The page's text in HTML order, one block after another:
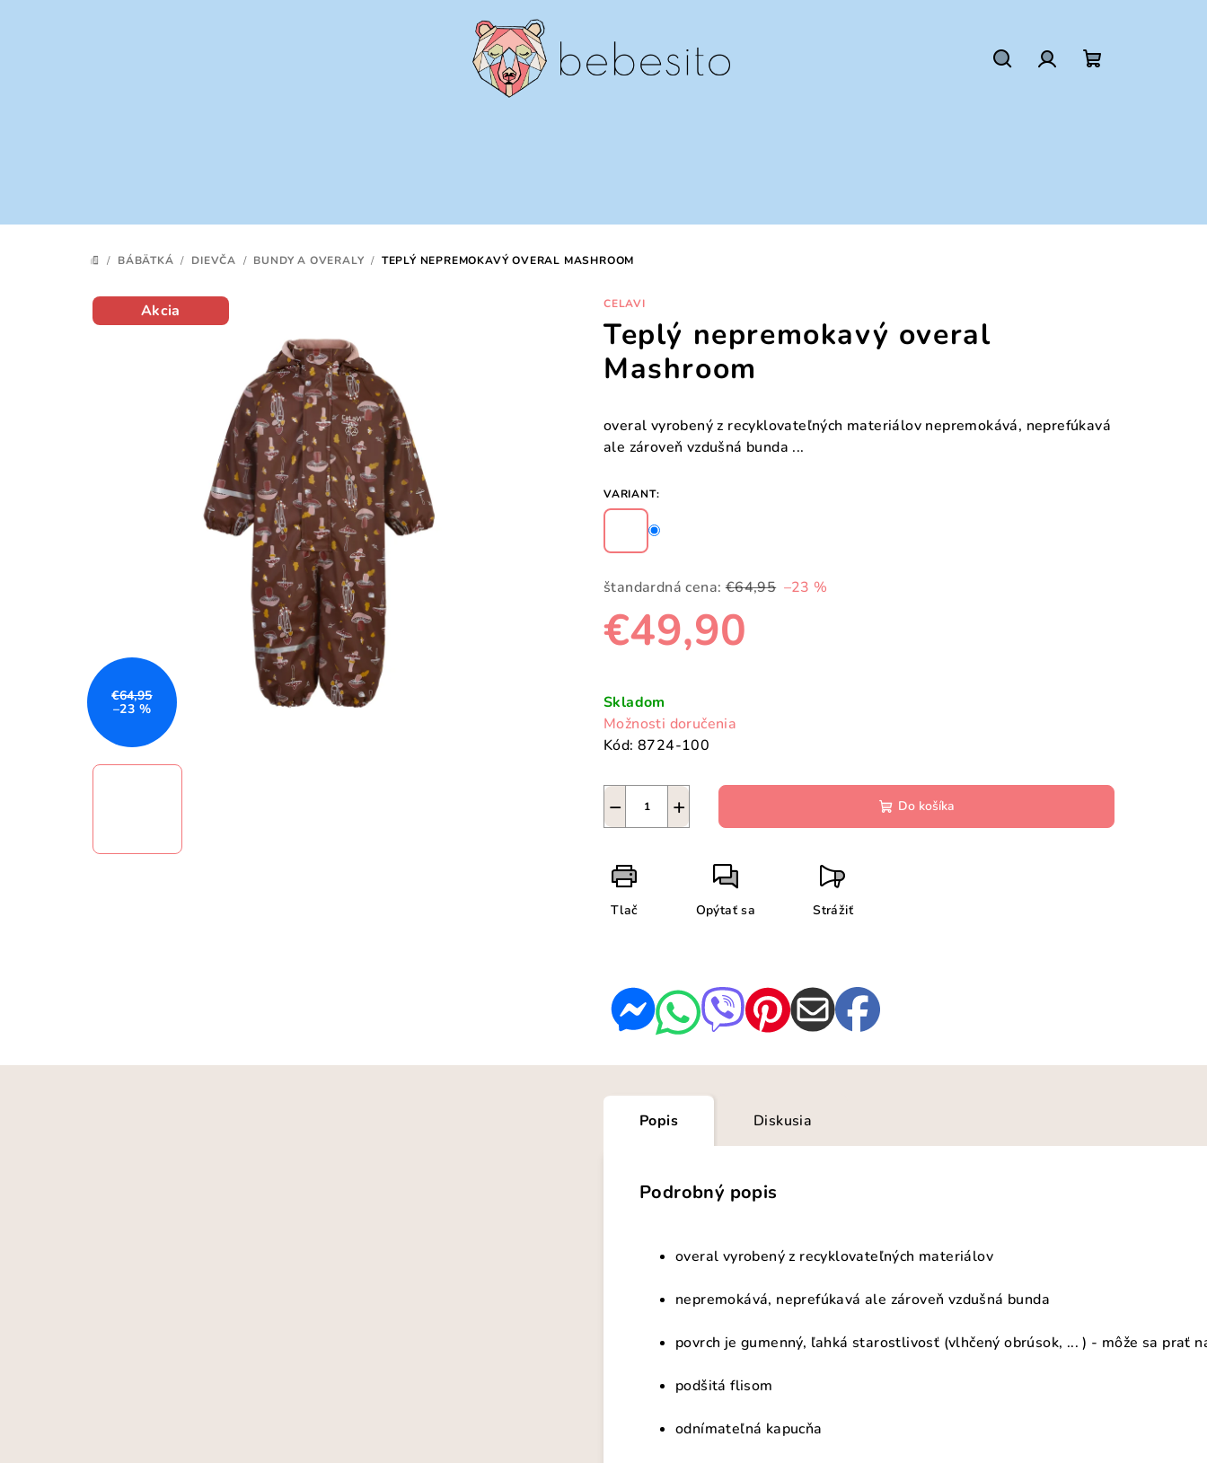
DOMOV
/ BÁBÄTKÁ / DIEVČA / BUNDY A OVERALY / TEPLÝ NEPREMOKAVÝ OVERAL MASHROOM
CELAVI
Teplý nepremokavý overal
Mashroom
overal vyrobený z recyklovateľných materiálov nepremokává, neprefúkavá
ale zároveň vzdušná bunda ...
VARIANT:
štandardná cena: €64,95 –23 %
€49,90
cena:
Skladom
Možnosti doručenia
Kód: 8724-100
+
− Do košíka
Tlač Opýtať sa Strážiť
Akcia
€64,95
–23 %
Popis Diskusia
Podrobný popis
overal vyrobený z recyklovateľných materiálov
nepremokává, neprefúkavá ale zároveň vzdušná bunda
povrch je gumenný, ľahká starostlivosť (vlhčený obrúsok, ... ) - môže sa prať
podšitá flisom
odnímateľná kapucňa